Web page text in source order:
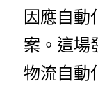
因應自動
案。這場
物流自動